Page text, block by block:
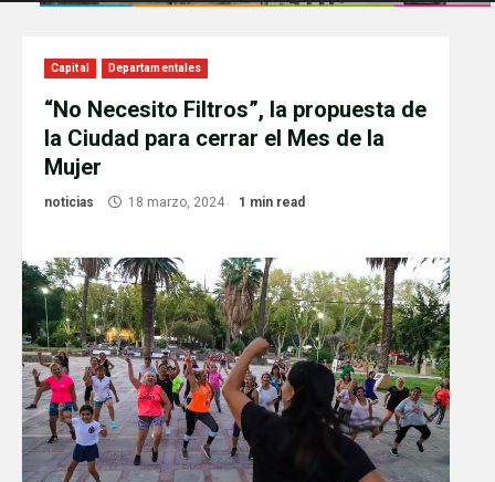
Menu
Capital Departamentales
“No Necesito Filtros”, la propuesta de
la Ciudad para cerrar el Mes de la
Mujer
noticias 18 marzo, 2024 1 min read